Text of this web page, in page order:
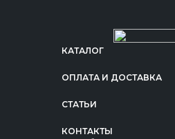
КАТАЛОГ
ОПЛАТА И ДОСТАВКА
СТАТЬИ
КОНТАКТЫ